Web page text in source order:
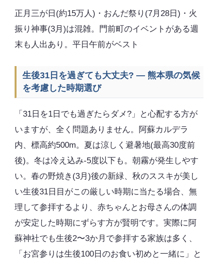
正月三が日(約15万人)・おんだ祭り(7月28日)・火
振り神事(3月)は混雑。門前町のイベントがある週
末も人出あり。平日午前がベスト
生後31日を過ぎても大丈夫? — 熊本県の気候
を考慮した時期選び
「31日を1日でも過ぎたらダメ?」と心配する方が
いますが、全く問題ありません。阿蘇カルデラ
内、標高約500m。夏は涼しく避暑地(最高30度前
後)。冬は冷え込み-5度以下も。朝霧が発生しやす
い。春の野焼き(3月)後の新緑、秋のススキが美し
い生後31日目がこの厳しい時期に当たる場合、無
理して参拝するより、赤ちゃんとお母さんの体調
が安定した時期にずらす方が賢明です。実際に阿
蘇神社でも生後2〜3か月で参拝する家族は多く、
「お宮参りは生後100日のお食い初めと一緒に」と